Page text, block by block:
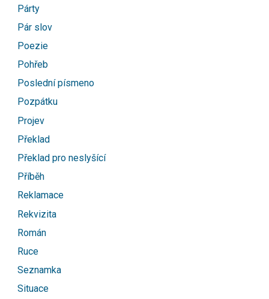
Párty
Pár slov
Poezie
Pohřeb
Poslední písmeno
Pozpátku
Projev
Překlad
Překlad pro neslyšící
Příběh
Reklamace
Rekvizita
Román
Ruce
Seznamka
Situace